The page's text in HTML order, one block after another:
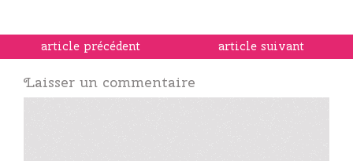
article précédent article suivant
Laisser un commentaire